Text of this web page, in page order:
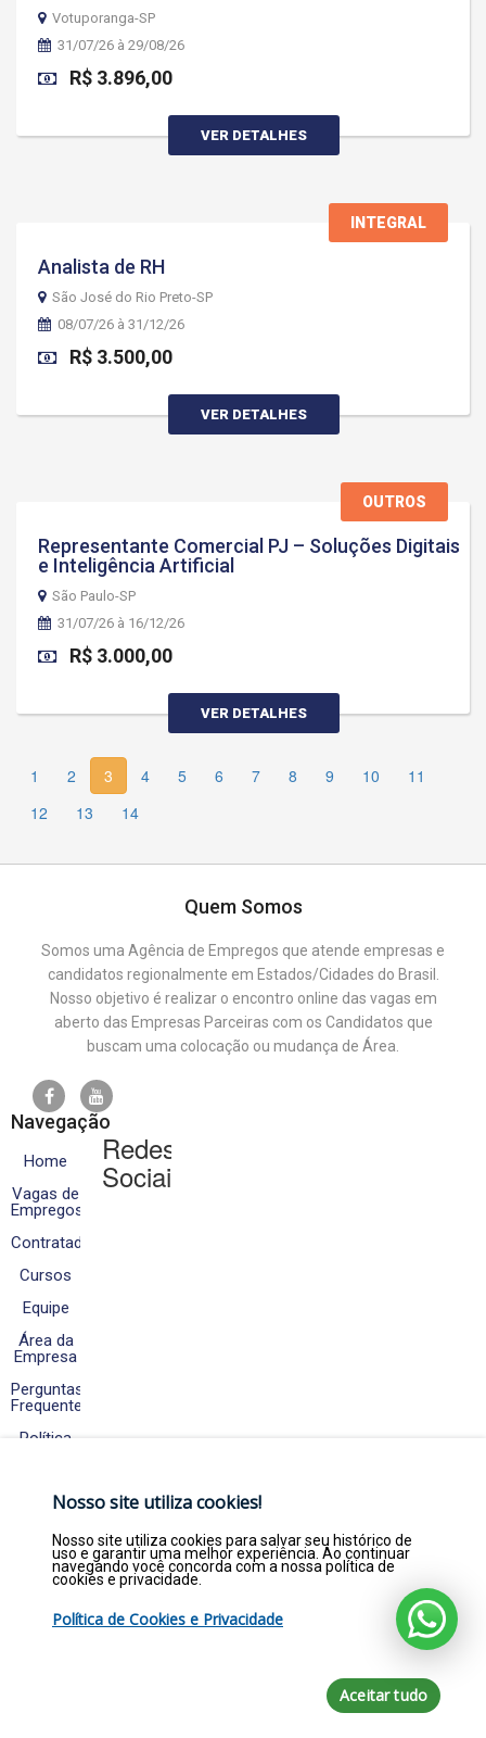
Votuporanga-SP
31/07/26 à 29/08/26
R$ 3.896,00
VER DETALHES
INTEGRAL
Analista de RH
São José do Rio Preto-SP
08/07/26 à 31/12/26
R$ 3.500,00
VER DETALHES
OUTROS
Representante Comercial PJ – Soluções Digitais
e Inteligência Artificial
São Paulo-SP
31/07/26 à 16/12/26
R$ 3.000,00
VER DETALHES
1 2 3 4 5 6 7 8 9 10
11
12
13 14
Quem Somos
Somos uma Agência de Empregos que atende empresas e
candidatos regionalmente em Estados/Cidades do Brasil.
Nosso objetivo é realizar o encontro online das vagas em
aberto das Empresas Parceiras com os Candidatos que
buscam uma colocação ou mudança de Área.
Navegação
Home
Vagas de
Empregos
Contratados
Cursos
Equipe
Área da
Empresa
Perguntas
Frequentes
Política
Privacidade
Fale
Conosco
Redes
Sociais
Copyright © 2026. Empregar Já Estágios e
Efetivos LTDA - CNPJ 22.369.844/0001-47 - Todos
direitos reservados por empregarja.com
Nosso site utiliza cookies!
Nosso site utiliza cookies para salvar seu histórico de
uso e garantir uma melhor experiência. Ao continuar
navegando você concorda com a nossa política de
cookies e privacidade.
Política de Cookies e Privacidade
Aceitar tudo